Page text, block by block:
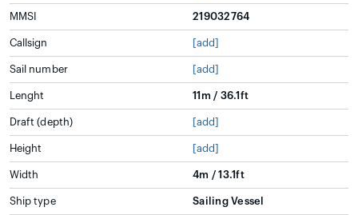
MMSI 219032764
Callsign [add]
Sail number [add]
Lenght 11m / 36.1ft
Draft (depth) [add]
Height [add]
Width 4m / 13.1ft
Ship type Sailing Vessel